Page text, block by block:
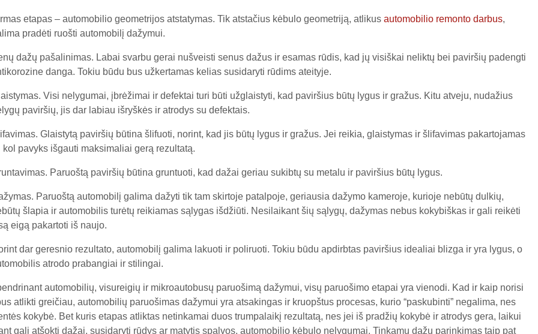
etapas – automobilio geometrijos atstatymas. Tik atstačius kėbulo geometriją, atlikus automobilio remonto darbus,
pradėti ruošti automobilį dažymui.
dažų pašalinimas. Labai svarbu gerai nušveisti senus dažus ir esamas rūdis, kad jų visiškai neliktų bei paviršių padengti
danga. Tokiu būdu bus užkertamas kelias susidaryti rūdims ateityje.
Visi nelygumai, įbrėžimai ir defektai turi būti užglaistyti, kad paviršius būtų lygus ir gražus. Kitu atveju, nudažius
paviršių, jis dar labiau išryškės ir atrodys su defektais.
Glaistytą paviršių būtina šlifuoti, norint, kad jis būtų lygus ir gražus. Jei reikia, glaistymas ir šlifavimas pakartojamas
kol pavyks išgauti maksimaliai gerą rezultatą.
Paruoštą paviršių būtina gruntuoti, kad dažai geriau sukibtų su metalu ir paviršius būtų lygus.
Paruoštą automobilį galima dažyti tik tam skirtoje patalpoje, geriausia dažymo kameroje, kurioje nebūtų dulkių,
šlapia ir automobilis turėtų reikiamas sąlygas išdžiūti. Nesilaikant šių sąlygų, dažymas nebus kokybiškas ir gali reikėti
eigą pakartoti iš naujo.
dar geresnio rezultato, automobilį galima lakuoti ir poliruoti. Tokiu būdu apdirbtas paviršius idealiai blizga ir yra lygus, o
atrodo prabangiai ir stilingai.
automobilių, visureigių ir mikroautobusų paruošimą dažymui, visų paruošimo etapai yra vienodi. Kad ir kaip norisi
atlikti greičiau, automobilių paruošimas dažymui yra atsakingas ir kruopštus procesas, kurio “paskubinti” negalima, nes
kokybė. Bet kuris etapas atliktas netinkamai duos trumpalaikį rezultatą, nes jei iš pradžių kokybė ir atrodys gera, laikui
gali atšokti dažai, susidaryti rūdys ar matytis spalvos, automobilio kėbulo nelygumai. Tinkamų dažų parinkimas taip pat